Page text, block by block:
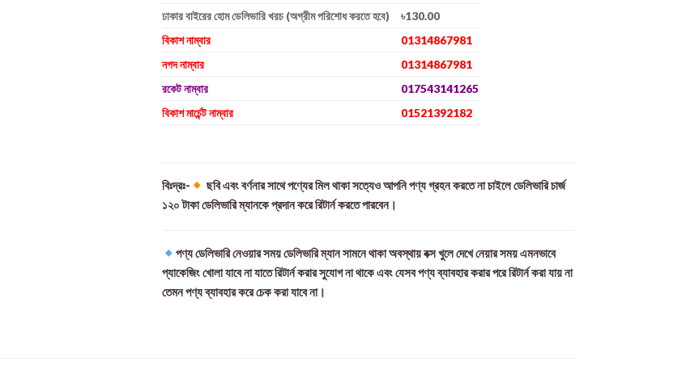
ঢাকার বাইরের হোম ডেলিভারি খরচ (অগ্রীম পরিশোধ করতে হবে)
৳130.00
বিকাশ নাম্বার
01314867981
নগদ নাম্বার
01314867981
রকেট নাম্বার
017543141265
বিকাশ মার্চেন্ট নাম্বার
01521392182
বিঃদ্রঃ-
ছবি এবং বর্ণনার সাথে পণ্যের মিল থাকা সত্যেও আপনি পণ্য গ্রহন করতে না চাইলে ডেলিভারি চার্জ
১২০ টাকা ডেলিভারি ম্যানকে প্রদান করে রিটার্ন করতে পারবেন।
পণ্য ডেলিভারি নেওয়ার সময় ডেলিভারি ম্যান সামনে থাকা অবস্থায় বক্স খুলে দেখে নেয়ার সময় এমনভাবে
প্যাকেজিং খোলা যাবে না যাতে রিটার্ন করার সুযোগ না থাকে এবং যেসব পণ্য ব্যাবহার করার পরে রিটার্ন করা যায় না
তেমন পণ্য ব্যাবহার করে চেক করা যাবে না।